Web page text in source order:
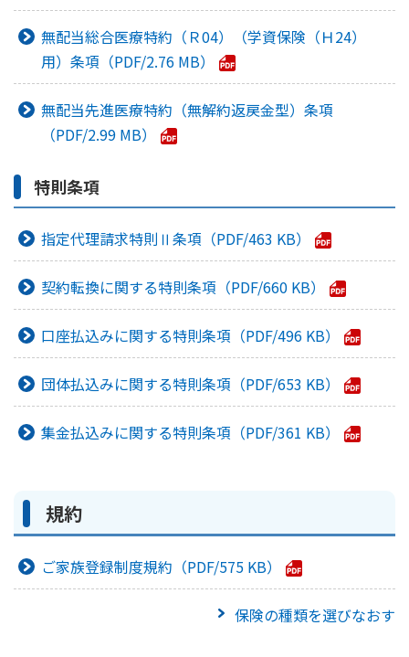
無配当総合医療特約（Ｒ04）（学資保険（Ｈ24）
用）条項
2.76 MB
無配当先進医療特約（無解約返戻金型）条項
2.99 MB
特則条項
指定代理請求特則Ⅱ条項 463 KB
契約転換に関する特則条項 660 KB
口座払込みに関する特則条項 496 KB
団体払込みに関する特則条項 653 KB
集金払込みに関する特則条項 361 KB
規約
ご家族登録制度規約 575 KB
保険の種類を選びなおす